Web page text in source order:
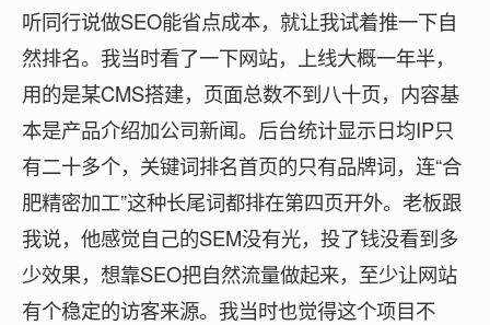
听同行说做SEO能省点成本，就让我试着推一下自
然排名。我当时看了一下网站，上线大概一年半，
用的是某CMS搭建，页面总数不到八十页，内容基
本是产品介绍加公司新闻。后台统计显示日均IP只
有二十多个，关键词排名首页的只有品牌词，连“合
肥精密加工”这种长尾词都排在第四页开外。老板跟
我说，他感觉自己的SEM没有光，投了钱没看到多
少效果，想靠SEO把自然流量做起来，至少让网站
有个稳定的访客来源。我当时也觉得这个项目不